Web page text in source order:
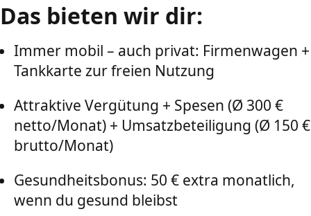
Das bieten wir dir:
Immer mobil – auch privat: Firmenwagen +
Tankkarte zur freien Nutzung
Attraktive Vergütung + Spesen (Ø 300 €
netto/Monat) + Umsatzbeteiligung (Ø 150 €
brutto/Monat)
Gesundheitsbonus: 50 € extra monatlich,
wenn du gesund bleibst